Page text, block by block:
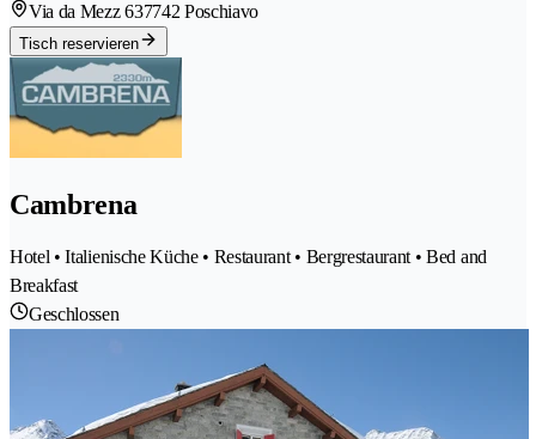
Via da Mezz 637742 Poschiavo
Tisch reservieren
Cambrena
Hotel • Italienische Küche • Restaurant • Bergrestaurant • Bed and
Breakfast
Geschlossen